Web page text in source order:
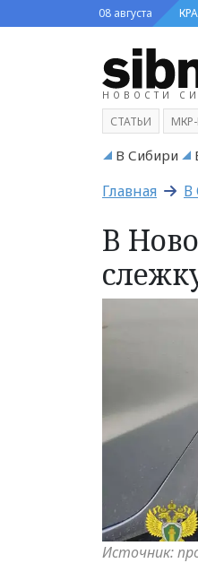
08 августа
НОВОСТИ
СТАТЬИ
В Сибири
Главная В
В
Источник: